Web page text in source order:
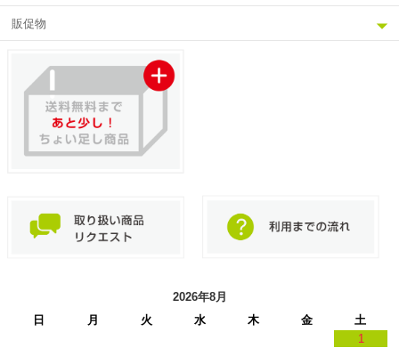
販促物
2026年8月
日
月 火 水 木 金
土
1